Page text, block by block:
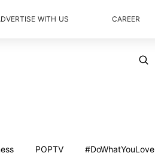
WITH US CAREER
POPTV #DoWhatYouLove